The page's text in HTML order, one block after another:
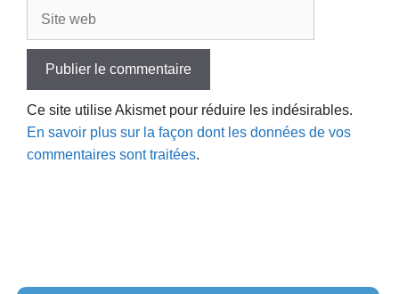
Site
Ce site utilise Akismet pour réduire les indésirables.
En savoir plus sur la façon dont les données de vos
commentaires sont traitées.